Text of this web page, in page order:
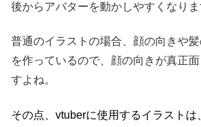
後からアバターを動かしやすくなりま
普通のイラストの場合、顔の向きや
を作っているので、顔の向きが真正
すよね。
その点、vtuberに使用するイラスト